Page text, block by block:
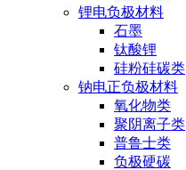
锂电负极材料
石墨
钛酸锂
硅粉硅碳类
钠电正负极材料
氧化物类
聚阴离子类
普鲁士类
负极硬碳